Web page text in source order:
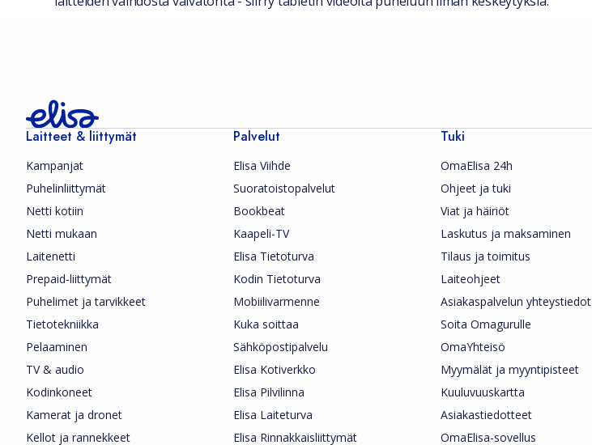
Laitteet & liittymät
Kampanjat
Puhelinliittymät
Netti kotiin
Netti mukaan
Laitenetti
Prepaid-liittymät
Puhelimet ja tarvikkeet
Tietotekniikka
Pelaaminen
TV & audio
Kodinkoneet
Kamerat ja dronet
Kellot ja rannekkeet
Palvelut
Elisa Viihde
Suoratoistopalvelut
Bookbeat
Kaapeli-TV
Elisa Tietoturva
Kodin Tietoturva
Mobiilivarmenne
Kuka soittaa
Sähköpostipalvelu
Elisa Kotiverkko
Elisa Pilvilinna
Elisa Laiteturva
Elisa Rinnakkaisliittymät
Tuki
OmaElisa 24h
Ohjeet ja tuki
Viat ja häiriöt
Laskutus ja maksaminen
Tilaus ja toimitus
Laiteohjeet
Asiakaspalvelun yhteystiedot
Soita Omagurulle
OmaYhteisö
Myymälät ja myyntipisteet
Kuuluvuuskartta
Asiakastiedotteet
OmaElisa-sovellus